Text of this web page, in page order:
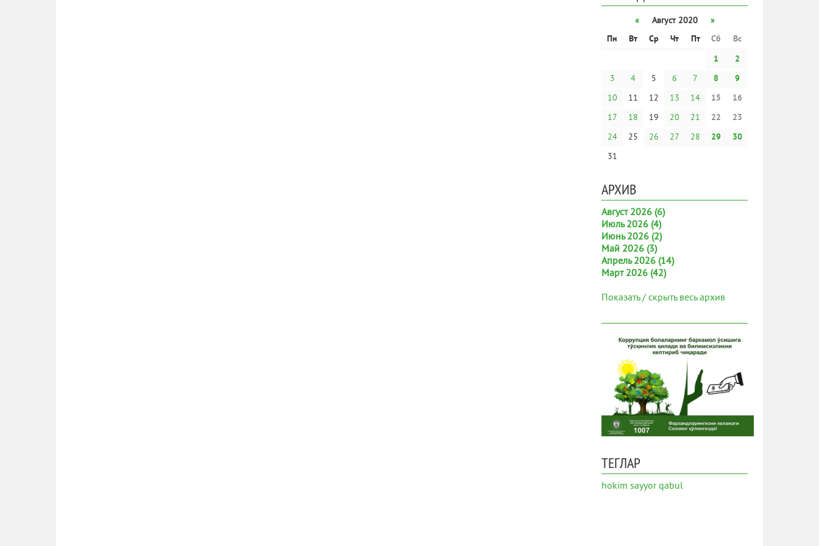
« Август 2020
»
Пн
Вт Ср Чт Пт Сб
Вс
1
2
3
4 5 6 7 8
9
10
11 12 13 14 15
16
17
18 19 20 21 22
23
24
25 26 27 28 29
30
31
АРХИВ
Август 2026 (6)
Июль 2026 (4)
Июнь 2026 (2)
Май 2026 (3)
Апрель 2026 (14)
Март 2026 (42)
Показать / скрыть весь архив
ТЕГЛАР
hokim sayyor qabul